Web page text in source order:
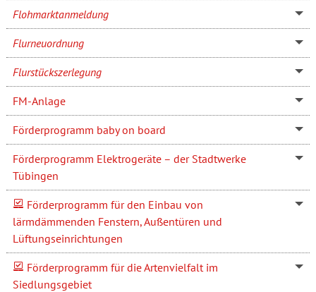
Flohmarktanmeldung
Flurneuordnung
Flurstückszerlegung
FM-Anlage
Förderprogramm baby on board
Förderprogramm Elektrogeräte – der Stadtwerke
Tübingen
Förderprogramm für den Einbau von
lärmdämmenden Fenstern, Außentüren und
Lüftungseinrichtungen
Förderprogramm für die Artenvielfalt im
Siedlungsgebiet